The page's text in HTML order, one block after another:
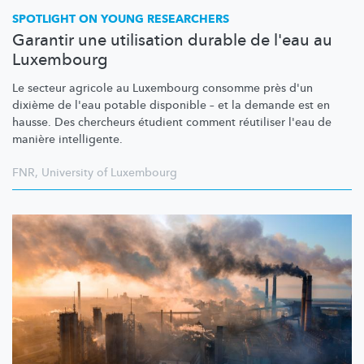
SPOTLIGHT ON YOUNG RESEARCHERS
Garantir une utilisation durable de l'eau au
Luxembourg
Le secteur agricole au Luxembourg consomme près d'un
dixième de l'eau potable disponible – et la demande est en
hausse. Des chercheurs étudient comment réutiliser l'eau de
manière intelligente.
FNR, University of Luxembourg